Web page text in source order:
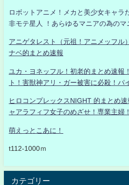
ロボットアニメ！メカと美少女キャラ
非モテ星人 ！あらゆるマニアの為のマ
アニゲタレスト（元祖！アニメッフ
ナベ的まとめ速報
ユカ・ヨネッフル！初老的まとめ速報
ト！害獣神アリ・ガー被害に必殺！パ
ヒロコンプレックスNIGHT 的まとめ
ャアラフィフ女子のめざせ！専業主婦
萌えっとこあに！
t112-1000ｍ
カテゴリー